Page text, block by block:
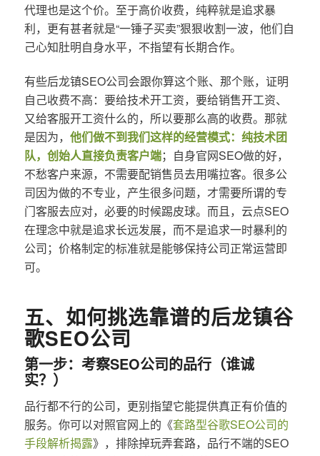
代理也是这个价。至于高价收费，纯粹就是追求暴
利，更有甚者就是“一锤子买卖”狠狠收割一波，他们自
己心知肚明自身水平，不指望有长期合作。
有些后龙镇SEO公司会跟你算这个账、那个账，证明
自己收费不高：要给技术开工资，要给销售开工资、
又给客服开工资什么的，所以要那么高的收费。那就
是因为， 他们做不到我们这样的经营模式：纯技术团
队，创始人直接负责客户端；自身官网SEO做的好，
不愁客户来源，不需要配销售员去用嘴拉客。很多公
司因为做的不专业，产生很多问题，才需要所谓的专
门客服去应对，必要的时候踢皮球。而且，云点SEO
在理念中就是追求长远发展，而不是追求一时暴利的
公司；价格制定的标准就是能够保持公司正常运营即
可。
五、如何挑选靠谱的后龙镇谷
歌SEO公司
第一步：考察SEO公司的品行（谁诚
实？）
品行都不行的公司，更别指望它能提供真正有价值的
服务。你可以对照官网上的《套路型谷歌SEO公司的
手段解析揭露》，排除掉玩弄套路，品行不端的SEO